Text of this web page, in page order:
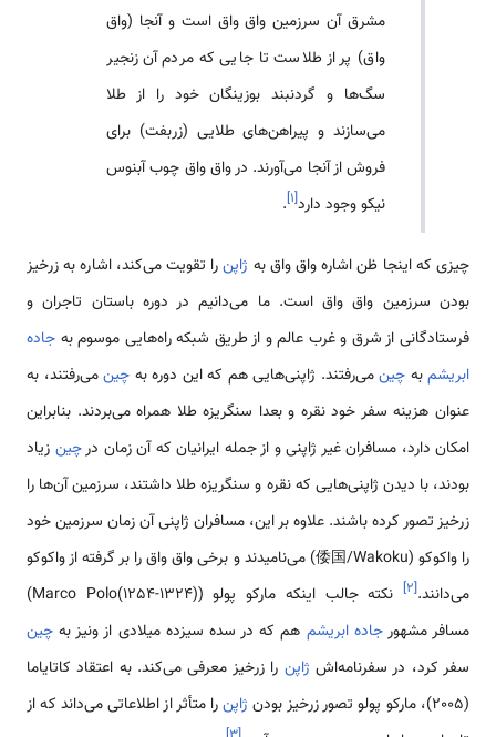
مشرق آن سرزمین واق واق است و آنجا (واق
واق) پر از طلاست تا جایی که مردم آن زنجیر
سگ‌ها و گردنبند بوزینگان خود را از طلا
می‌سازند و پیراهن‌های طلایی (زربفت) برای
فروش از آنجا می‌آورند. در واق واق چوب آبنوس
نیکو وجود دارد[۱]
.
چیزی که اینجا ظن اشاره واق واق به ژاپنرا تقویت می‌کند، اشاره به زرخیز
بودن سرزمین واق واق است. ما می‌دانیم در دوره باستان تاجران و
فرستادگانی از شرق و غرب عالم و از طریق شبکه راه‌هایی موسوم به جاده
ابریشمبه چینمی‌رفتند. ژاپنی‌هایی هم که این دوره به چینمی‌رفتند، به
عنوان هزینه سفر خود نقره و بعدا سنگریزه طلا همراه می‌بردند. بنابراین
امکان دارد، مسافران غیر ژاپنی و از جمله ایرانیان که آن زمان درچین زیاد
بودند، با دیدن ژاپنی‌هایی که نقره و سنگریزه طلا داشتند، سرزمین آن‌ها را
زرخیز تصور کرده باشند. علاوه بر این، مسافران ژاپنی آن زمان سرزمین خود
را واکوکو (倭国/Wakoku) می‌نامیدند و برخی واق واق را بر گرفته از واکوکو
می‌دانند.[۲]
نکته جالب اینکه مارکو پولو (Marco Polo(1254-1324))
مسافر مشهورجاده ابریشم هم که در سده‌ سیزده میلادی از ونیز به چین
سفر کرد، در سفرنامه‌اش ژاپن را زرخیز معرفی می‌کند. به اعتقاد کاتایاما
(2005)، مارکو پولو تصور زرخیز بودن
ژاپنرا متأثر از اطلاعاتی می‌داند که از